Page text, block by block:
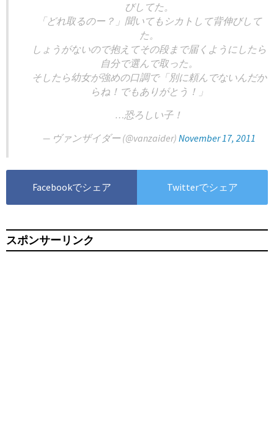
びしてた。
「どれ取るのー？」聞いてもシカトして背伸びして
た。
しょうがないので抱えてその段まで届くようにしたら
自分で選んで取った。
そしたら幼女が強めの口調で「別に頼んでないんだか
らね！でもありがとう！」
…恐ろしい子！
— ヴァンザイダー (@vanzaider) November 17, 2011
Facebookでシェア Twitterでシェア
スポンサーリンク